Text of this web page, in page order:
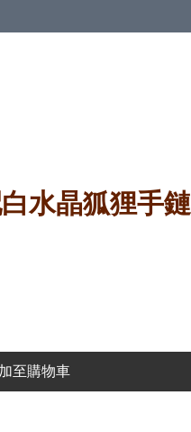
水晶狐狸手鏈
加至購物車